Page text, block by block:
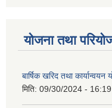
योजना तथा
बार्षिक खरिद तथा
मिति: 09/30/2024 - 16:19